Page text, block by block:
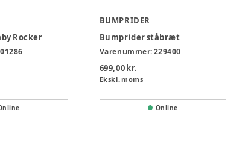
Rocker
BUMPRIDER
Bumprider ståbræt
Varenummer:229400
699,00 kr.
Ekskl. moms
Online